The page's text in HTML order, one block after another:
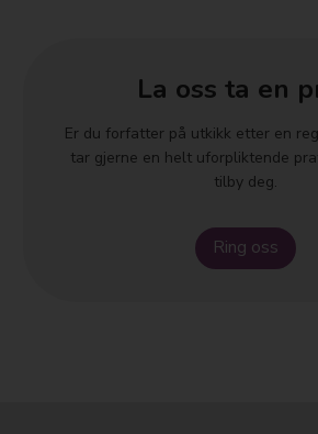
La oss ta en
Er du forfatter på utkikk etter en
tar gjerne en helt uforpliktende
tilby deg.
Ring oss